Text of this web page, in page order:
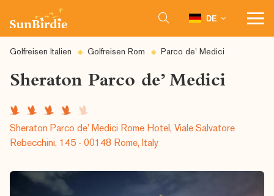
DE
Golfreisen Italien Golfreisen Rom Parco de’ Medici
Sheraton Parco de’ Medici
Sheraton Parco de’ Medici Rome Hotel, Viale Salvatore
Rebecchini, 145 - 00148 Rome, Italy